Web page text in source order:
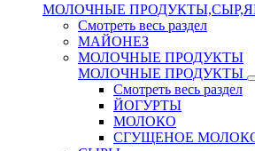
МОЛОЧНЫЕ
Смотреть весь раздел
МАЙОНЕЗ
МОЛОЧНЫЕ ПРОДУКТЫ
МОЛОЧНЫЕ ПРОДУКТЫ
Смотреть весь раздел
ЙОГУРТЫ
МОЛОКО
СГУЩЕНОЕ